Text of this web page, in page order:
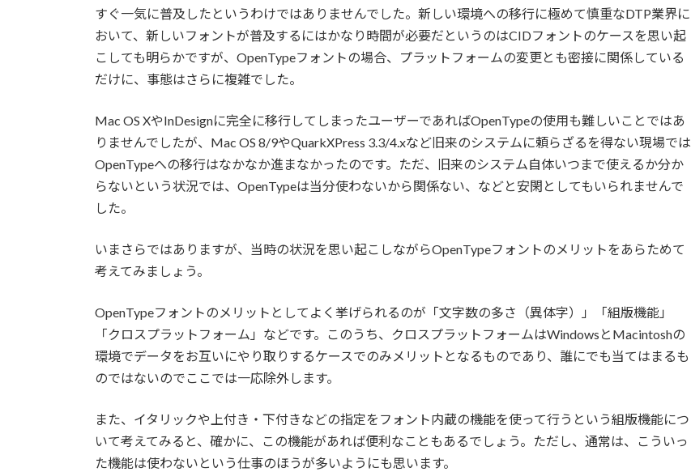
すぐ一気に普及したというわけではありませんでした。新しい環境への移行に極めて慎重なDTP業界に
おいて、新しいフォントが普及するにはかなり時間が必要だというのはCIDフォントのケースを思い起
こしても明らかですが、OpenTypeフォントの場合、プラットフォームの変更とも密接に関係している
だけに、事態はさらに複雑でした。
Mac OS XやInDesignに完全に移行してしまったユーザーであればOpenTypeの使用も難しいことではあ
りませんでしたが、Mac OS 8/9やQuarkXPress 3.3/4.xなど旧来のシステムに頼らざるを得ない現場では
OpenTypeへの移行はなかなか進まなかったのです。ただ、旧来のシステム自体いつまで使えるか分か
らないという状況では、OpenTypeは当分使わないから関係ない、などと安閑としてもいられませんで
した。
いまさらではありますが、当時の状況を思い起こしながらOpenTypeフォントのメリットをあらためて
考えてみましょう。
OpenTypeフォントのメリットとしてよく挙げられるのが「文字数の多さ（異体字）」「組版機能」
「クロスプラットフォーム」などです。このうち、クロスプラットフォームはWindowsとMacintoshの
環境でデータをお互いにやり取りするケースでのみメリットとなるものであり、誰にでも当てはまるも
のではないのでここでは一応除外します。
また、イタリックや上付き・下付きなどの指定をフォント内蔵の機能を使って行うという組版機能につ
いて考えてみると、確かに、この機能があれば便利なこともあるでしょう。ただし、通常は、こういっ
た機能は使わないという仕事のほうが多いようにも思います。